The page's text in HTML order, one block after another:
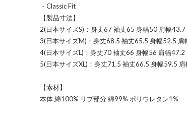
・Classic Fit
【製品寸法】
2(日本サイズS)：身丈67 袖丈65 身幅50 肩幅43.7
3(日本サイズM)：身丈68.5 袖丈65.5 身幅52.5 肩
4(日本サイズL)：身丈70 袖丈66 身幅56 肩幅47.2
5(日本サイズXL)：身丈71.5 袖丈66.5 身幅59.5 肩
【素材】
本体 綿100% リブ部分 綿99% ポリウレタン1%